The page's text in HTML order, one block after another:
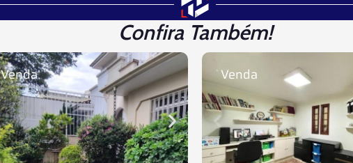
Confira Também!
Venda Venda